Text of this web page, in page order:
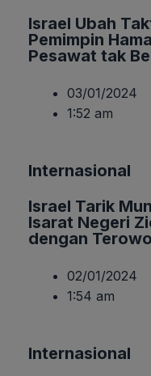
Israel Ubah
Pemimpin
Pesawat tak
03/01/2024
1:52 am
Internasional
Israel Tarik
Isarat Negeri
dengan
02/01/2024
1:54 am
Internasional